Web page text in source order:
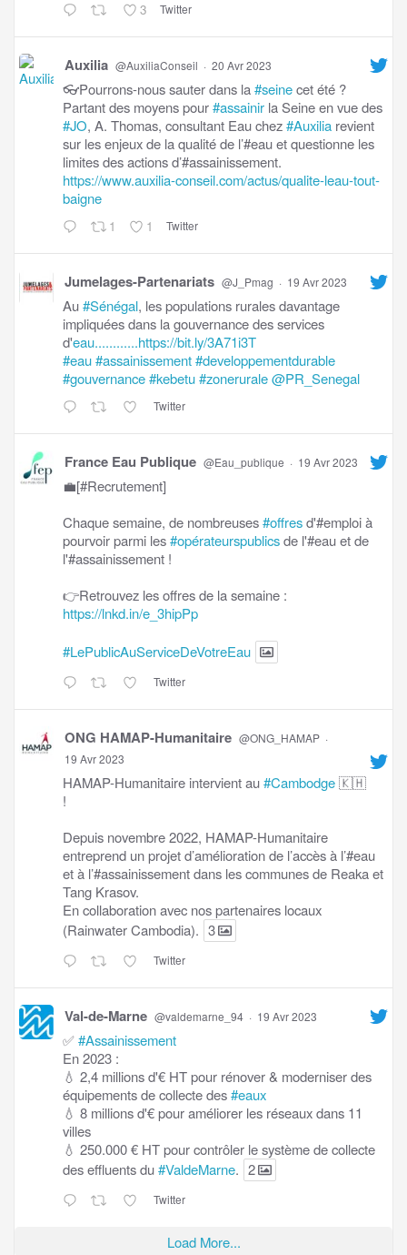
3 Twitter
Auxilia @AuxiliaConseil · 20 Avr 2023
👓Pourrons-nous sauter dans la#seinecet été ?
Partant des moyens pour#assainir la Seine en vue des
#JO, A. Thomas, consultant Eau chez#Auxilia revient
sur les enjeux de la qualité de l’#eau et questionne les
limites des actions d’#assainissement.
https://www.auxilia-conseil.com/actus/qualite-leau-tout-
baigne
1 1 Twitter
Jumelages-Partenariats @J_Pmag · 19 Avr 2023
Au#Sénégal, les populations rurales davantage
impliquées dans la gouvernance des services
d'eau............https://bit.ly/3A71i3T
#eau#assainissement#developpementdurable
#gouvernance#kebetu#zonerurale@PR_Senegal
Twitter
France Eau Publique @Eau_publique · 19 Avr 2023
💼[#Recrutement]
Chaque semaine, de nombreuses#offresd'#emploi à
pourvoir parmi les#opérateurspublicsde l'#eau et de
l'#assainissement !
👉Retrouvez les offres de la semaine :
https://lnkd.in/e_3hipPp
#LePublicAuServiceDeVotreEau
Twitter
ONG HAMAP-Humanitaire @ONG_HAMAP ·
19 Avr 2023
HAMAP-Humanitaire intervient au#Cambodge🇰🇭
!
Depuis novembre 2022, HAMAP-Humanitaire
entreprend un projet d’amélioration de l’accès à l’#eau
et à l’#assainissement dans les communes de Reaka et
Tang Krasov.
En collaboration avec nos partenaires locaux
(Rainwater Cambodia). 3
Twitter
Val-de-Marne @valdemarne_94 · 19 Avr 2023
✅#Assainissement
En 2023 :
💧 2,4 millions d'€ HT pour rénover & moderniser des
équipements de collecte des#eaux
💧 8 millions d'€ pour améliorer les réseaux dans 11
villes
💧 250.000 € HT pour contrôler le système de collecte
des effluents du#ValdeMarne. 2
Twitter
Load More...